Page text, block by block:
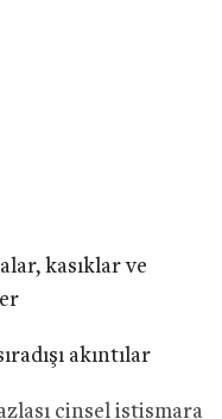
kasıklar ve
akıntılar
cinsel istismara